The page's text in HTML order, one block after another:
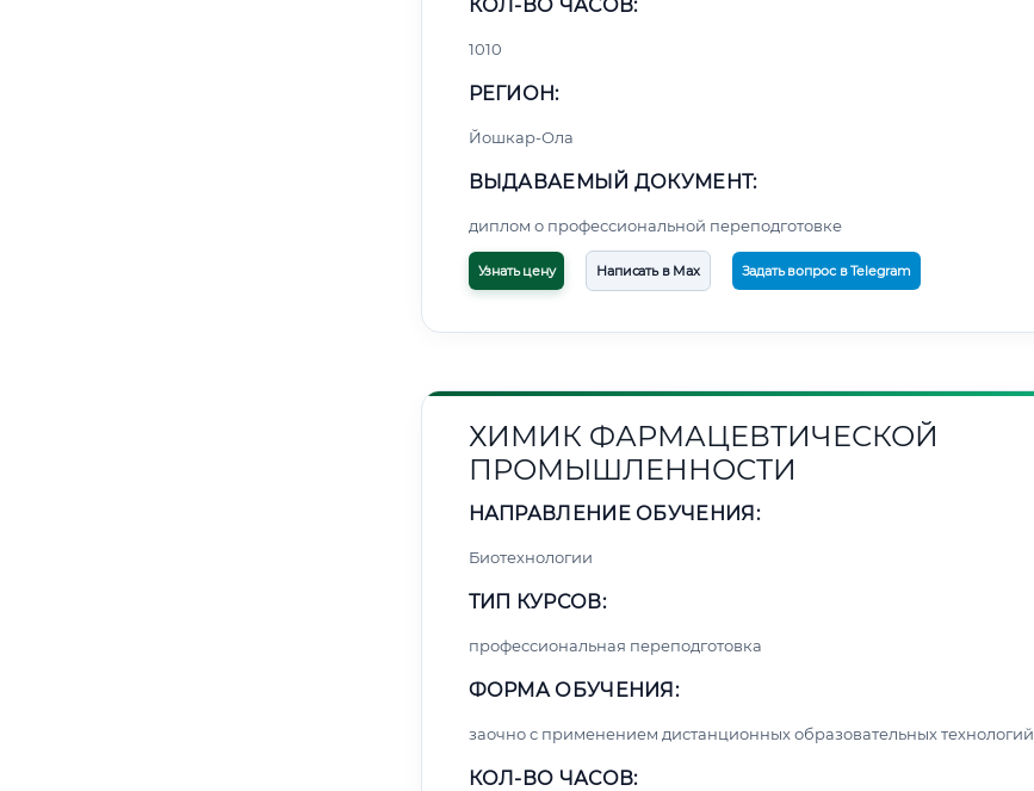
КОЛ-ВО ЧАСОВ:
1010
РЕГИОН:
Йошкар-Ола
ВЫДАВАЕМЫЙ ДОКУМЕНТ:
диплом о профессиональной переподготовке
Узнать цену Написать в Max Задать вопрос в Telegram
ХИМИК ФАРМАЦЕВТИЧЕСКОЙ
ПРОМЫШЛЕННОСТИ
НАПРАВЛЕНИЕ ОБУЧЕНИЯ:
Биотехнологии
ТИП КУРСОВ:
профессиональная переподготовка
ФОРМА ОБУЧЕНИЯ:
заочно с применением дистанционных образовательных технологий
КОЛ-ВО ЧАСОВ: